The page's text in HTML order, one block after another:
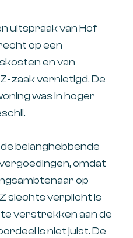
uitspraak van Hof
op een
en van
zaak vernietigd. De
was in hoger
belanghebbende
omdat
op
slechts verplicht is
verstrekken aan de
is niet juist. De